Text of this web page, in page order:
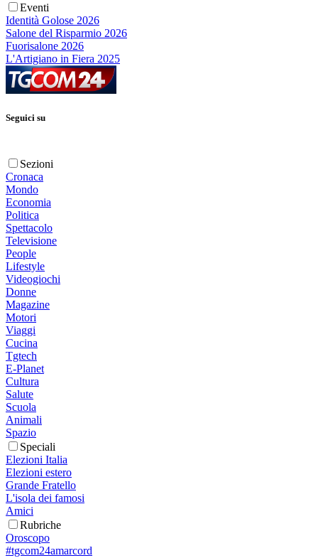
Eventi
Identità Golose 2026
Salone del Risparmio 2026
Fuorisalone 2026
L'Artigiano in Fiera 2025
Seguici su
Sezioni
Cronaca
Mondo
Economia
Politica
Spettacolo
Televisione
People
Lifestyle
Videogiochi
Donne
Magazine
Motori
Viaggi
Cucina
Tgtech
E-Planet
Cultura
Salute
Scuola
Animali
Spazio
Speciali
Elezioni Italia
Elezioni estero
Grande Fratello
L'isola dei famosi
Amici
Rubriche
Oroscopo
#tgcom24amarcord